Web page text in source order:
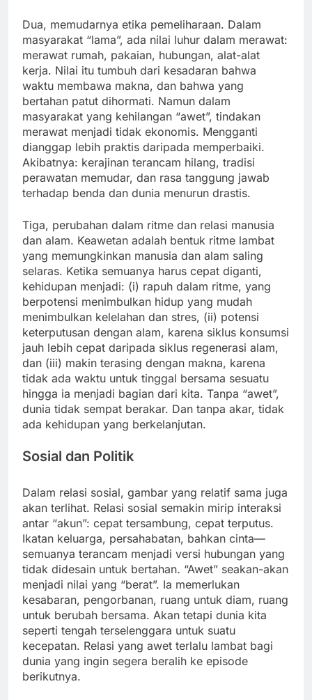
Dua, memudarnya etika pemeliharaan. Dalam
masyarakat “lama”, ada nilai luhur dalam merawat:
merawat rumah, pakaian, hubungan, alat-alat
kerja. Nilai itu tumbuh dari kesadaran bahwa
waktu membawa makna, dan bahwa yang
bertahan patut dihormati. Namun dalam
masyarakat yang kehilangan “awet”, tindakan
merawat menjadi tidak ekonomis. Mengganti
dianggap lebih praktis daripada memperbaiki.
Akibatnya: kerajinan terancam hilang, tradisi
perawatan memudar, dan rasa tanggung jawab
terhadap benda dan dunia menurun drastis.
Tiga, perubahan dalam ritme dan relasi manusia
dan alam. Keawetan adalah bentuk ritme lambat
yang memungkinkan manusia dan alam saling
selaras. Ketika semuanya harus cepat diganti,
kehidupan menjadi: (i) rapuh dalam ritme, yang
berpotensi menimbulkan hidup yang mudah
menimbulkan kelelahan dan stres, (ii) potensi
keterputusan dengan alam, karena siklus konsumsi
jauh lebih cepat daripada siklus regenerasi alam,
dan (iii) makin terasing dengan makna, karena
tidak ada waktu untuk tinggal bersama sesuatu
hingga ia menjadi bagian dari kita. Tanpa “awet”,
dunia tidak sempat berakar. Dan tanpa akar, tidak
ada kehidupan yang berkelanjutan.
Sosial dan Politik
Dalam relasi sosial, gambar yang relatif sama juga
akan terlihat. Relasi sosial semakin mirip interaksi
antar “akun”: cepat tersambung, cepat terputus.
Ikatan keluarga, persahabatan, bahkan cinta—
semuanya terancam menjadi versi hubungan yang
tidak didesain untuk bertahan. “Awet” seakan-akan
menjadi nilai yang “berat”. Ia memerlukan
kesabaran, pengorbanan, ruang untuk diam, ruang
untuk berubah bersama. Akan tetapi dunia kita
seperti tengah terselenggara untuk suatu
kecepatan. Relasi yang awet terlalu lambat bagi
dunia yang ingin segera beralih ke episode
berikutnya.